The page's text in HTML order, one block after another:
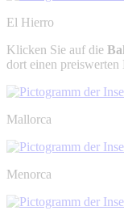
El Hierro
Klicken Sie auf die
dort einen
Mallorca
Menorca